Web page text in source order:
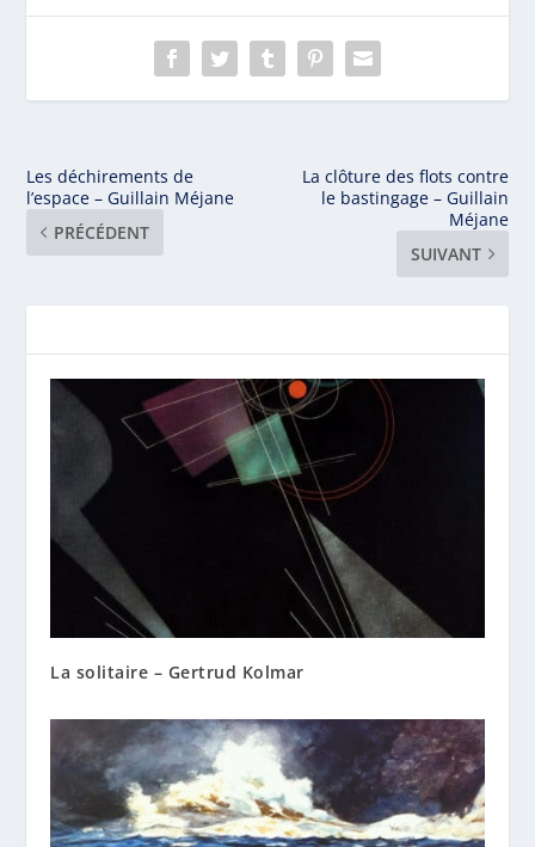
Les déchirements de
l’espace – Guillain Méjane
PRÉCÉDENT
La clôture des flots contre
le bastingage – Guillain
Méjane
SUIVANT
La solitaire – Gertrud Kolmar